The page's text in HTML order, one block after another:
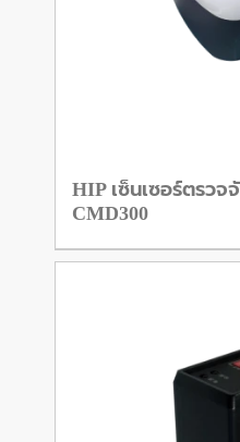
HIP เซ็นเซอร์ตรว
CMD300